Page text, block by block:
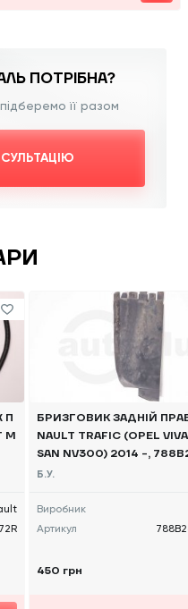
ПОТРІБНА?
її разом
П
M
БРИЗГОВИК ЗАДНІЙ
NAULT TRAFIC (OPEL
SAN NV300) 2014 -,
Б/В
Б.У.
Виробник
Артикул
450 грн